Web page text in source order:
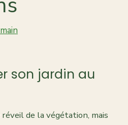
son jardin au
de la végétation, mais